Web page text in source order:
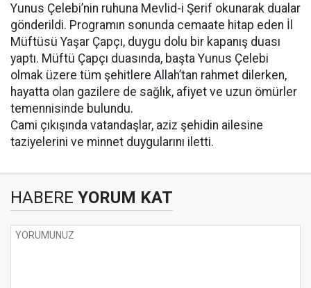
Yunus Çelebi’nin ruhuna Mevlid-i Şerif okunarak dualar
gönderildi. Programın sonunda cemaate hitap eden İl
Müftüsü Yaşar Çapçı, duygu dolu bir kapanış duası
yaptı. Müftü Çapçı duasında, başta Yunus Çelebi
olmak üzere tüm şehitlere Allah’tan rahmet dilerken,
hayatta olan gazilere de sağlık, afiyet ve uzun ömürler
temennisinde bulundu.
Cami çıkışında vatandaşlar, aziz şehidin ailesine
taziyelerini ve minnet duygularını iletti.
HABERE YORUM KAT